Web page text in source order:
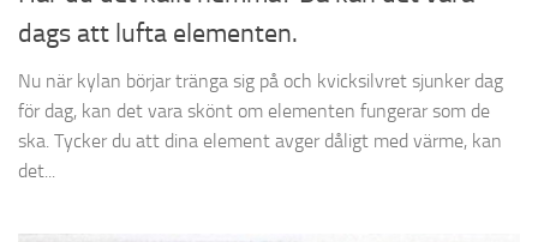
dags att lufta elementen.
Nu när kylan börjar tränga sig på och kvicksilvret sjunker dag
för dag, kan det vara skönt om elementen fungerar som de
ska. Tycker du att dina element avger dåligt med värme, kan
det...